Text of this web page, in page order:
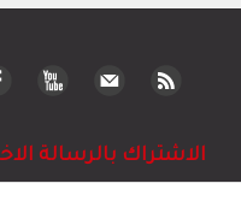
الاشتراك بالرسالة